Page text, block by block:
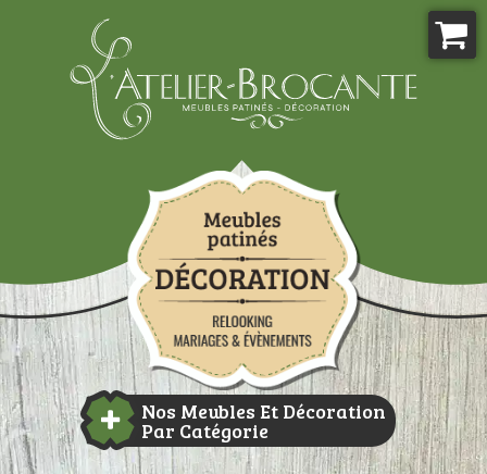
Nos Meubles Et Décoration
Par Catégorie